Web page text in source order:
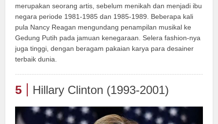
merupakan seorang artis, sebelum menikah dan menjadi ibu
negara periode 1981-1985 dan 1985-1989. Beberapa kali
pula Nancy Reagan mengundang penampilan musikal ke
Gedung Putih pada jamuan kenegaraan. Selera fashion-nya
juga tinggi, dengan beragam pakaian karya para desainer
terbaik dunia.
5 Hillary Clinton (1993-2001)